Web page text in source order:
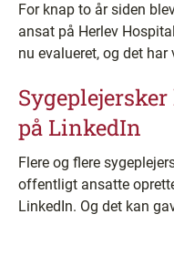
For knap to år siden
ansat på Herlev
nu evalueret, og det
på LinkedIn
Flere og flere
offentligt ansatte
LinkedIn. Og det kan